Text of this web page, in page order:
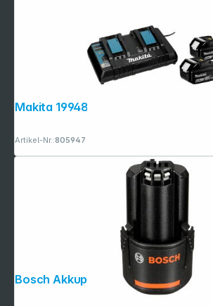
Makita 199484-8 Power
Artikel-Nr.:805947
Bosch Akkupack GBA 12V 2,0 Ah